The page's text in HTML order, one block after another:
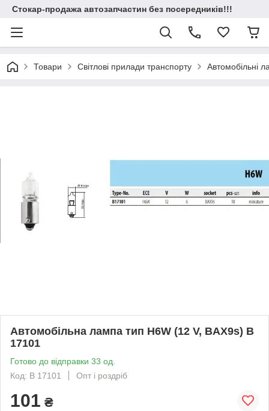
Стокар-продажа автозапчастин без посередників!!!
Товари Світлові прилади транспорту Автомобільні
Автомобільна лампа тип H6W (12 V, BAX9s) B
17101
Готово до відправки 33 од.
Код: B 17101
Опт і роздріб
101 ₴